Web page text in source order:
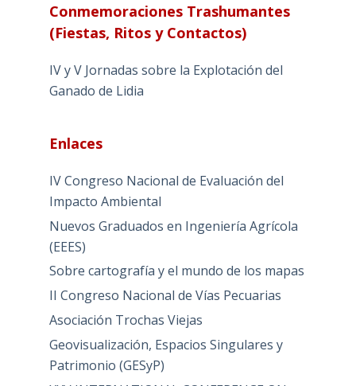
Conmemoraciones Trashumantes
(Fiestas, Ritos y Contactos)
IV y V Jornadas sobre la Explotación del
Ganado de Lidia
Enlaces
IV Congreso Nacional de Evaluación del
Impacto Ambiental
Nuevos Graduados en Ingeniería Agrícola
(EEES)
Sobre cartografía y el mundo de los mapas
II Congreso Nacional de Vías Pecuarias
Asociación Trochas Viejas
Geovisualización, Espacios Singulares y
Patrimonio (GESyP)